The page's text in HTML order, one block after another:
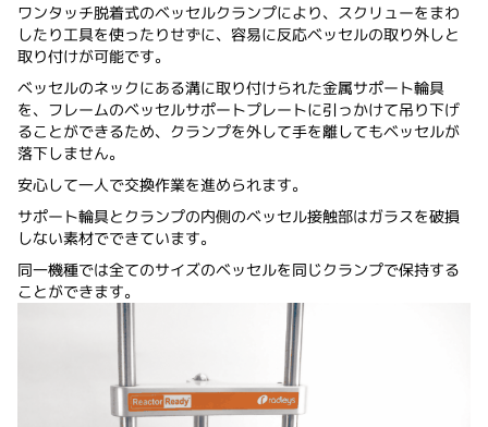
ワンタッチ脱着式のベッセルクランプにより、スクリューをまわ
したり工具を使ったりせずに、容易に反応ベッセルの取り外しと
取り付けが可能です。
ベッセルのネックにある溝に取り付けられた金属サポート輪具
を、フレームのベッセルサポートプレートに引っかけて吊り下げ
ることができるため、クランプを外して手を離してもベッセルが
落下しません。
安心して一人で交換作業を進められます。
サポート輪具とクランプの内側のベッセル接触部はガラスを破損
しない素材でできています。
同一機種では全てのサイズのベッセルを同じクランプで保持する
ことができます。